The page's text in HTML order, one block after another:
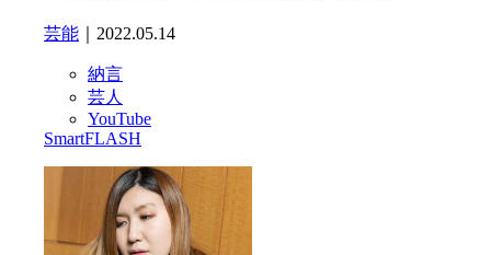
芸能 ｜2022.05.14
納言
芸人
YouTube
SmartFLASH